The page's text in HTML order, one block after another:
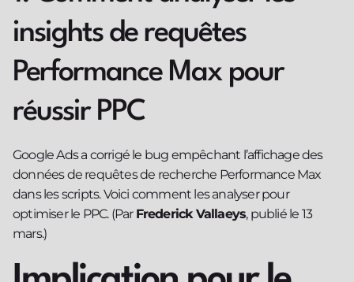
insights de requêtes
Performance Max pour
réussir PPC
Google Ads a corrigé le bug empêchant l’affichage des
données de requêtes de recherche Performance Max
dans les scripts. Voici comment les analyser pour
optimiser le PPC. (Par Frederick Vallaeys, publié le 13
mars.)